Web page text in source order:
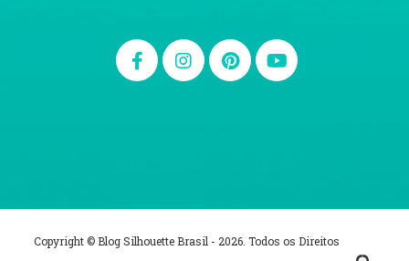
Copyright © Blog Silhouette Brasil - 2026. Todos os Direitos